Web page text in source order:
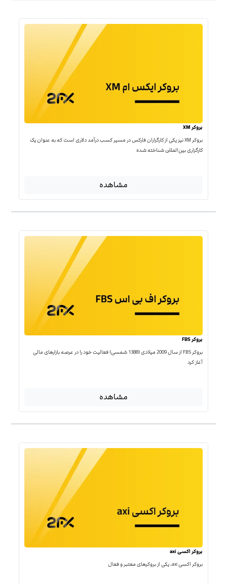
بروکر XM
بروکر XM نیز یکی از کارگزاران فارکس در مسیر کسب درآمد دلاری است که به عنوان یک
کارگزاری بین‌المللی شناخته شده
مشاهده
بروکر FBS
بروکر FBS از سال 2009 میلادی (1388 شمسی) فعالیت خود را در عرصه بازارهای مالی
آغاز کرد
مشاهده
بروکر اکسی axi
بروکر اکسی axi، یکی از بروکرهای معتبر و فعال